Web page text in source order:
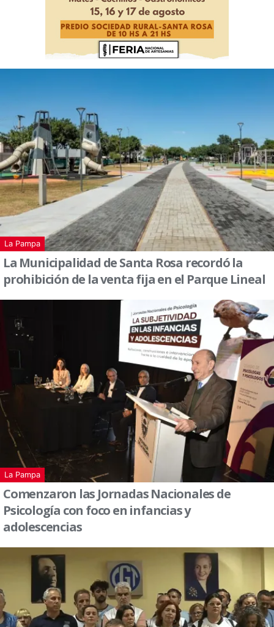
La Pampa
La Municipalidad de Santa Rosa recordó la
prohibición de la venta fija en el Parque Lineal
La Pampa
Comenzaron las Jornadas Nacionales de
Psicología con foco en infancias y
adolescencias